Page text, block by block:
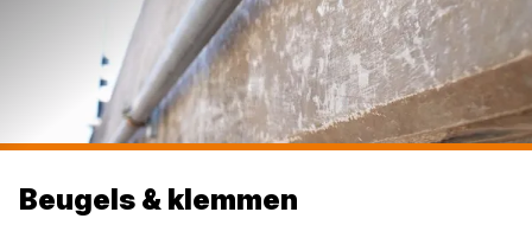
Beugels & klemmen